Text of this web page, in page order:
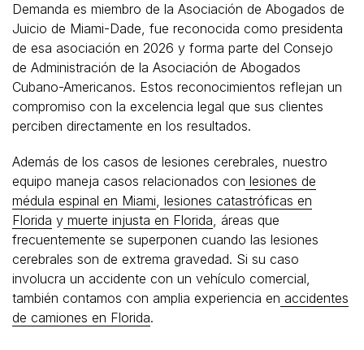
Demanda es miembro de la Asociación de Abogados de
Juicio de Miami-Dade, fue reconocida como presidenta
de esa asociación en 2026 y forma parte del Consejo
de Administración de la Asociación de Abogados
Cubano-Americanos. Estos reconocimientos reflejan un
compromiso con la excelencia legal que sus clientes
perciben directamente en los resultados.
Además de los casos de lesiones cerebrales, nuestro
equipo maneja casos relacionados con lesiones de
médula espinal en Miami, lesiones catastróficas en
Florida y muerte injusta en Florida, áreas que
frecuentemente se superponen cuando las lesiones
cerebrales son de extrema gravedad. Si su caso
involucra un accidente con un vehículo comercial,
también contamos con amplia experiencia en accidentes
de camiones en Florida.